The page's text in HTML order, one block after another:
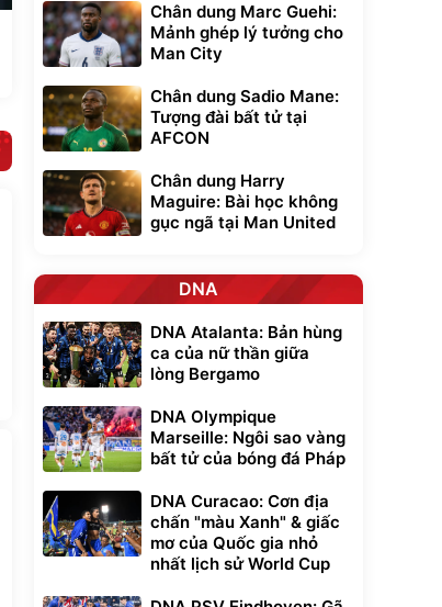
Chân dung Marc Guehi:
Mảnh ghép lý tưởng cho
Man City
Chân dung Sadio Mane:
Tượng đài bất tử tại
AFCON
Chân dung Harry
Maguire: Bài học không
gục ngã tại Man United
DNA
DNA Atalanta: Bản hùng
ca của nữ thần giữa
lòng Bergamo
DNA Olympique
Marseille: Ngôi sao vàng
bất tử của bóng đá Pháp
DNA Curacao: Cơn địa
chấn "màu Xanh" & giấc
mơ của Quốc gia nhỏ
nhất lịch sử World Cup